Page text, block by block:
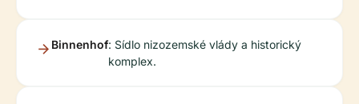
Binnenhof: Sídlo nizozemské vlády a historický
komplex.